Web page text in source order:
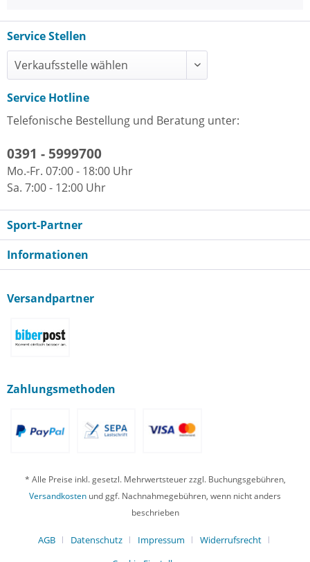
Service Stellen
Service Hotline
Telefonische Bestellung und Beratung unter:
0391 - 5999700
Mo.-Fr. 07:00 - 18:00 Uhr
Sa. 7:00 - 12:00 Uhr
Sport-Partner
Informationen
Versandpartner
Zahlungsmethoden
* Alle Preise inkl. gesetzl. Mehrwertsteuer zzgl. Buchungsgebühren,
Versandkosten und ggf. Nachnahmegebühren, wenn nicht anders
beschrieben
AGB Datenschutz Impressum
Widerrufsrecht